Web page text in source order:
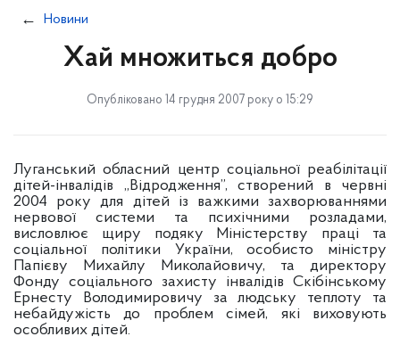
Новини
Хай множиться добро
Опубліковано 14 грудня 2007 року о 15:29
Луганський обласний центр соціальної реабілітації
дітей-інвалідів „Відродження”, створений в червні
2004 року для дітей із важкими захворюваннями
нервової системи та психічними розладами,
висловлює щиру подяку Міністерству праці та
соціальної політики України, особисто міністру
Папієву Михайлу Миколайовичу, та директору
Фонду соціального захисту інвалідів Скібінському
Ернесту Володимировичу за людську теплоту та
небайдужість до проблем сімей, які виховують
особливих дітей.